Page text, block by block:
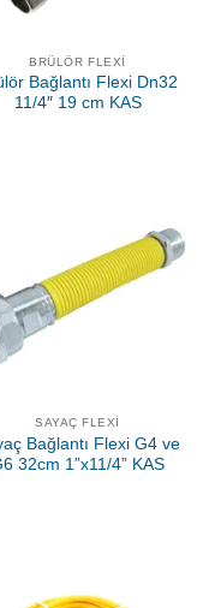
BRÜLÖR FLEXI
Bağlantı Flexi Dn32
11/4″ 19 cm KAS
SAYAÇ FLEXI
Bağlantı Flexi G4 ve
32cm 1”x11/4” KAS